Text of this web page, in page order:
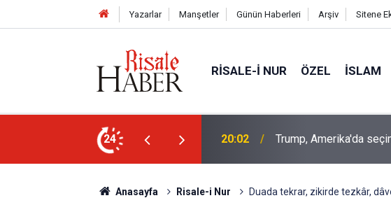
Yazarlar Manşetler Günün Haberleri Arşiv Sitene
RISALE-I NUR ÖZEL İSLAM
24
Müslüman adaya kin kustu 16:00 Canlılar niye iki gözlü?
Anasayfa Risale-i Nur Duada tekrar, zikirde tezkâr,